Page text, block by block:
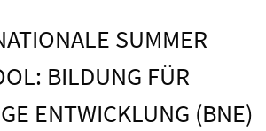
SUMMER
BILDUNG FÜR
ENTWICKLUNG (BNE)